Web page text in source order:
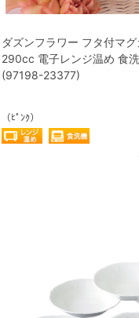
ダズンフラワー フタ付マ
290cc 電子レンジ温め 食
(97198-23377)
（ﾋﾟﾝｸ）